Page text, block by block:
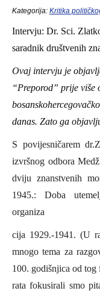
Kategorija: Kritika
Intervju: Dr. Sci.
saradnik društvenih
Ovaj intervju je
“Preporod” prije više
danas. Zato ga
S povijesničarem
izvršnog odbora
dviju znanstvenih
1945.: Doba
organiza
cija 1929.-1941. (U
mnogo tema za
100. godišnjica od tog
rata fokusirali smo